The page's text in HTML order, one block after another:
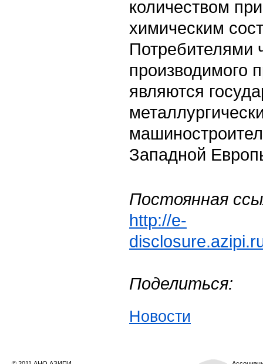
количеством
химическим
Потребителями
производимого
являются
Западной
Постоянная
http://e-
Поделиться:
Новости